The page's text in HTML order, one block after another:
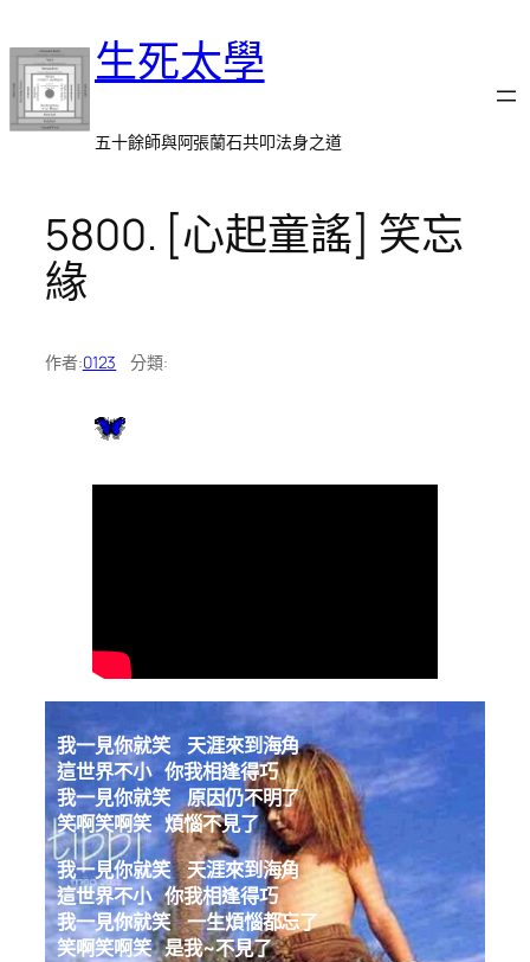
至
主
要
內
生死太學
五十餘師與阿張蘭石共叩法身之道
5800. [心起童謠] 笑忘
緣
作者:0123 分類:
我一見你就笑 天涯來到海角
這世界不小 你我相逢得巧
我一見你就笑 原因仍不明了
笑啊笑啊笑 煩惱不見了
我一見你就笑 天涯來到海角
這世界不小 你我相逢得巧
我一見你就笑 一生煩惱都忘了
笑啊笑啊笑 是我~不見了